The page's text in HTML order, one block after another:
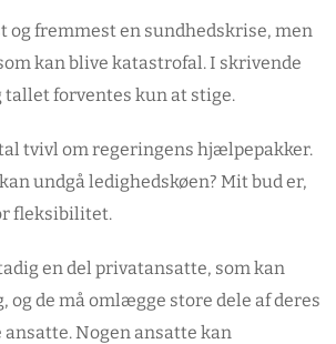
og fremmest en sundhedskrise, men
kan blive katastrofal. I skrivende
tallet forventes kun at stige.
tvivl om regeringens hjælpepakker.
undgå ledighedskøen? Mit bud er,
fleksibilitet.
en del privatansatte, som kan
de må omlægge store dele af deres
Nogen ansatte kan